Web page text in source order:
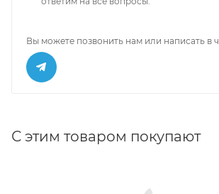
Вы можете позвонить нам или написать в
С этим товаром покупают